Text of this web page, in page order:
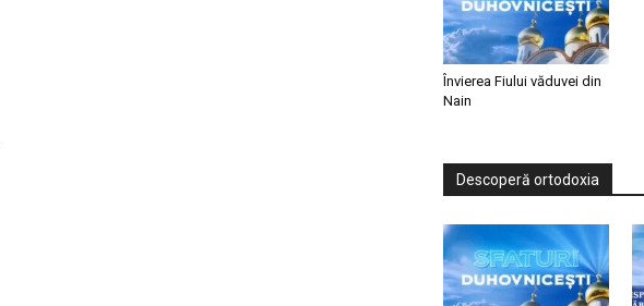
Învierea Fiului văduvei din
Nain
Descoperă ortodoxia